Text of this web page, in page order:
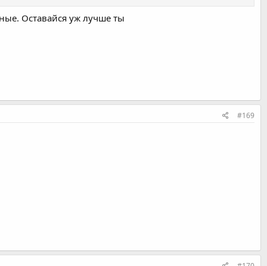
Оставайся уж лучше ты
#169